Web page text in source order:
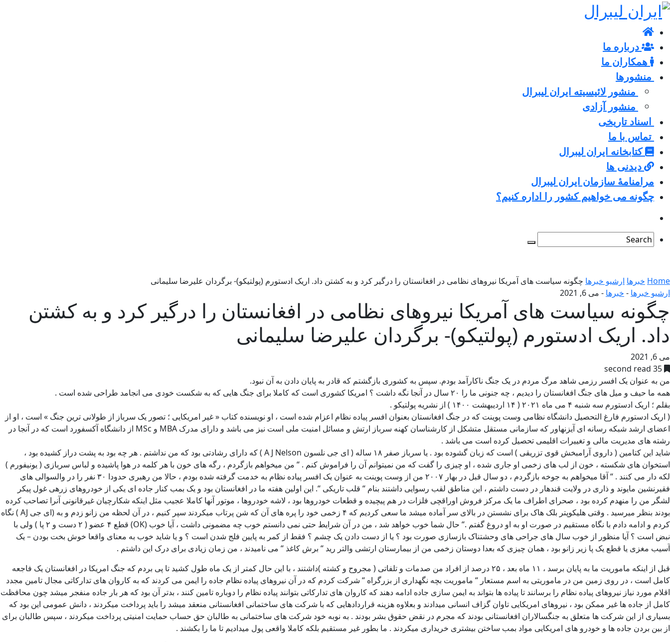
درباره ما
همکاران ما
منشورها
منشور لائیسیته ایران لیبرال
منشور آزادی
اسناد تاریخی
تماس با ما
کتابخانه ایران لیبرال
دیدنی ها
مرامنامۀ سازمان ایران لیبرال
چگونه می خواهیم کشور را اداره کنیم؟
Home خبرها ارشیو خبرها چگونه سیاست های آمریکا نیروهای نظامی در افغانستان را درگیر کرد و به کشتن داد. اریک ادستورم (پولتیکو)- برگردان علیرضا سلیمانی
ارشیو خبرها - خبرها - می 6, 2021
چگونه سیاست های آمریکا نیروهای نظامی در افغانستان را درگیر کرد و به کشتن
داد. اریک ادستورم (پولتیکو)- برگردان علیرضا سلیمانی
می 6, 2021
35 second read
من به عنوان یک افسر رزمی شاهد مرگ مردم در یک جنگ ناکارآمد بودم. سپس به کشوری بازگشتم که قادر به پایان دادن به آن نبود.
همه ما حیف و میل های جنگ افغانستان را دیدیم ، چه جنونی ما را ۲۰ سال در آنجا نگه داشت ؟ امریکا کشوری است که کاملا برای جنگ هایی که به شکست خودی می انجامد طراحی شده است .
بقلم ؛ اریک ادستورم سه شنبه ۴ می ماه ۲۰۲۱ ( ۱۴ اردیبهشت ۱۴۰۰ ) از نشریه پولتیکو .
( اریک ادستورم فارغ التحصیل دانشگاه نظامی وست پوینت که در جنگ افغانستان بعنوان افسر پیاده نظام اعزام شده است ، او نویسنده کتاب « غیر امریکایی ؛ تصور یک سرباز از طولانی ترین جنگ » است ، او از
اعضای ارشد شبکه رسانه ای آیزنهاور که سازمانی مستقل متشکل از کارشناسان کهنه سرباز ارتش و مسائل امنیت ملی است نیز می باشد و دارای مدرک MBA و MSc از دانشگاه آکسفورد است که در آنجا در
رشته های مدیریت مالی و تغییرات اقلیمی تحصیل کرده است می باشد .
شاید این کتامین ( داروی آرامبخش قوی تزریقی ) است که زبان گشوده بود . یا سرباز صفر ۱۸ ساله ( ای جی نلسون A J Nelson ) که دارای رشادتی بود که من نداشتم . هر چه بود به پشت دراز کشیده بود ،
استخوان های شکسته ، خون از لب های زخمی او جاری شده ، او چیزی را گفت که من نمیتوانم آن را فراموش کنم . “ من میخواهم بازگردم ، رگه های خون با هر کلمه در هوا پاشیده و لباس سربازی ( یونیفورم )
لکه دار می کنند . “ آقا میخواهم به جوخه بازگردم ، دو سال قبل در بهار ۲۰۰۷ من از وست پوینت به عنوان یک افسر پیاده نظام به خدمت گرفته شده بودم ، حالا من رهبری حدودا ۳۰ نفر را در والسوالی های
فقیرنشین مایوند و ذاری در ولایت قندهار در دست داشتم ، این مناطق لقب رسوایی داشتند بنام “ قلب تاریکی “. این اولین هفته ما در افغانستان بود و یک بمب کنار جاده ای یکی از خودروهای زرهی غول پیکر
لشگر من را منهدم کرده بود ، صحرای اطراف ما یک مرکز فروش اوراقچی فلزات در هم پیچیده و قطعات خودروها بود ، لاشه خودروها ، موتور آنها کاملا عجیب مثل اینکه شکارچیان غیرقانونی آنرا تصاحب کرده
بودند بنظر میرسید . وقتی هلیکوپتر بلک هاک برای نشستن در بالای سر آماده میشد ما سعی کردیم که ۴ زخمی خود را پره های آن که شن پرتاب میکردند سپر کنیم ، در آن لحظه من زانو زدم و به (ای جی AJ ) نگاه
کردم و ادامه دادم با نگاه مستقیم در صورت او به او دروغ گفتم .“ حال شما خوب خواهد شد ، من در آن شرایط حتی نمی دانستم خوب چه مضمونی داشت ، آیا خوب (OK) قطع ۴ عضو ( ۲ دست و ۲ پا ) ولی با
نبض است ؟ آیا منظور از خوب سال های جراحی های وحشتناک بازسازی صورت بود ؟ یا از دست دادن یک چشم ؟ فقط از کمر به پایین فلج شدن است ؟ و یا شاید خوب به معنای واقعا خوش بخت بودن – یک
آسیب مغزی یا قطع یک پا زیر زانو بود ، همان چیزی که بعدا دوستان زخمی من از بیمارستان ارتشی والتر رید “ برش کاغذ “ می نامیدند ، من زمان زیادی برای درک این داشتم .
قبل از اینکه ماموریت ما به پایان برسد ، ۱۱ ماه بعد ، ۲۵ درصد از افراد من صدمات و تلفاتی ( مجروح و کشته )داشتند ، با این حال کمتر از یک ماه طول کشید تا پی بردم که جنگ امریکا در افغانستان یک فاجعه
کامل است ، در روی زمین من در ماموریتی به اسم مستعار “ ماموریت بچه نگهداری از بزرگراه “ شرکت کردم که در آن نیروهای پیاده نظام جاده را ایمن می کردند که به کاروان های تدارکاتی مجال تامین مجدد
اقلام مورد نیاز نیروهای پیاده نظام را برسانند تا پیاده ها بتواند به ایمن سازی جاده ادامه دهند که کاروان های تدارکاتی بتوانند پیاده نظام را دوباره تامین کنند ، بدتر آن بود که هر بار جاده منفجر میشد چون محافظت
کامل از جاده ها غیر ممکن بود ، نیروهای امریکایی تاوان گزاف انسانی میدادند و بعلاوه هزینه قراردادهایی که با شرکت های ساختمانی افغانستانی منعقد میشد را باید پرداخت میکردند ، دانش عمومی این بود که
بسیاری از این شرکت ها متعلق به جنگسالاران افغانستانی بودند که مجرم در نقض حقوق بشر بودند . به نوبه خود شرکت های ساختمانی به طالبان حق حساب حمایت امنیتی پرداخت میکردند ، سپس طالبان برای
از بین بردن جاده ها و خودرو های امریکایی مواد بمب ساختن بیشتری خریداری میکردند . ما بطور غیر مستقیم بلکه کاملا واقعی پول میدادیم تا ما را بکشند .